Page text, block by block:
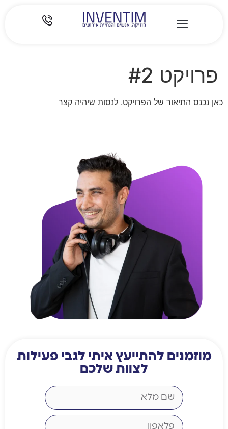
פרויקט #2
כאן נכנס התיאור של הפרויקט. לנסות שיהיה קצר
מוזמנים להתייעץ איתי לגבי פעילות
לצוות שלכם